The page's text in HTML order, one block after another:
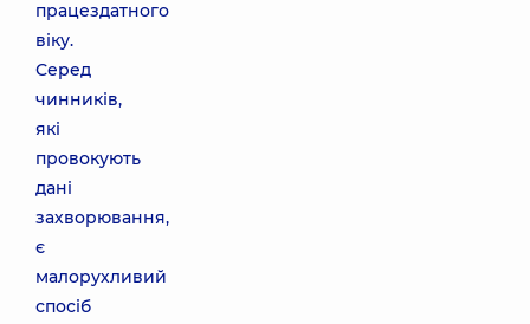
працездатного
віку.
Серед
чинників,
які
провокують
дані
захворювання,
є
малорухливий
спосіб